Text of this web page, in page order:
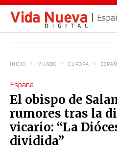
INICIO MUNDO EUROPA
España
El obispo de
rumores tras la
vicario: “La
dividida”